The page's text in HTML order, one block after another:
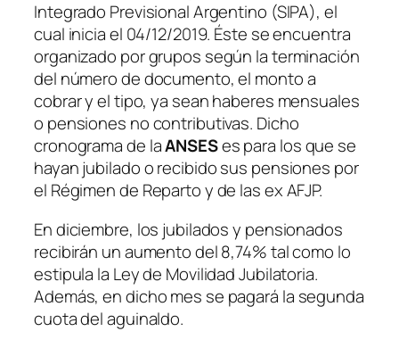
Integrado Previsional Argentino (SIPA), el
cual inicia el 04/12/2019. Éste se encuentra
organizado por grupos según la terminación
del número de documento, el monto a
cobrar y el tipo, ya sean haberes mensuales
o pensiones no contributivas. Dicho
cronograma de laANSESes para los que se
hayan jubilado o recibido sus pensiones por
el Régimen de Reparto y de las ex AFJP.
En diciembre, los jubilados y pensionados
recibirán un aumento del 8,74% tal como lo
estipula la Ley de Movilidad Jubilatoria.
Además, en dicho mes se pagará la segunda
cuota del aguinaldo.